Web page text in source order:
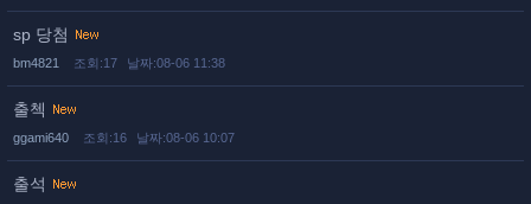
sp 당첨
bm4821 조회:17 날짜:08-06 11:38
출첵
ggami640 조회:16 날짜:08-06 10:07
출석